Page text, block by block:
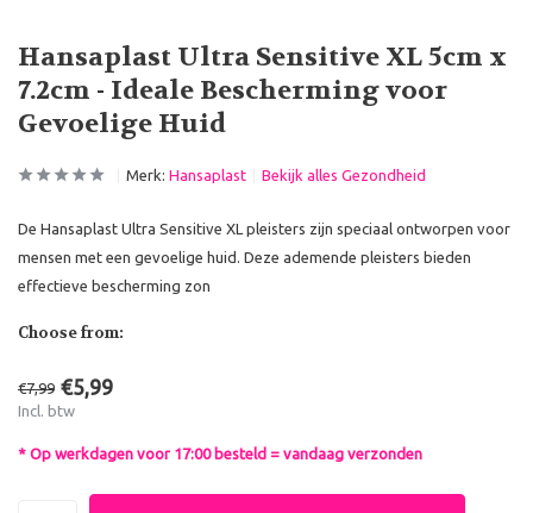
Hansaplast Ultra Sensitive XL 5cm x
7.2cm - Ideale Bescherming voor
Gevoelige Huid
Merk: Hansaplast Bekijk alles Gezondheid
De Hansaplast Ultra Sensitive XL pleisters zijn speciaal ontworpen voor
mensen met een gevoelige huid. Deze ademende pleisters bieden
effectieve bescherming zon
Choose from:
€7,99 €5,99
Incl. btw
* Op werkdagen voor 17:00 besteld = vandaag verzonden